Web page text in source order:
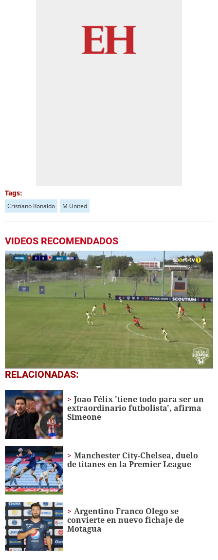
Tags:
Cristiano Ronaldo M United
VIDEOS RECOMENDADOS
0
seconds
52
seconds
RELACIONADAS:
Joao Félix 'tiene todo para ser un
extraordinario futbolista', afirma
Simeone
Manchester City-Chelsea, duelo
de titanes en la Premier League
Argentino Franco Olego se
convierte en nuevo fichaje de
Motagua